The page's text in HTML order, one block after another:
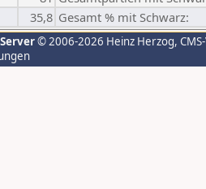
35,8 Gesamt % mit Schwarz:
© 2006-2026 Heinz Herzog,